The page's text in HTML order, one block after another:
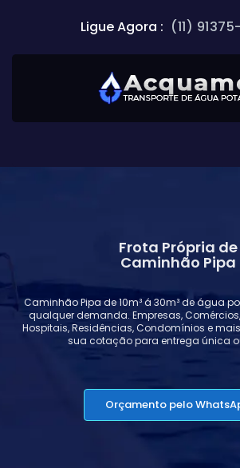
Ligue Agora : (11)
Frota Própria de
Caminhão Pipa
Caminhão Pipa de 10m³ á 30m³ de água
qualquer demanda. Empresas,
Hospitais, Residências, Condomínios e
sua cotação para entrega única
Orçamento pelo